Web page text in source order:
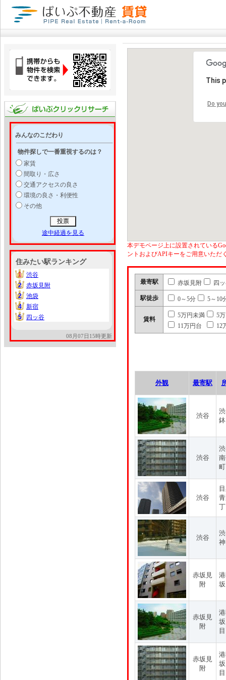
みんなのこだわり
物件探しで一番重視するのは？
家賃
間取り・広さ
交通アクセスの良さ
環境の良さ・利便性
その他
途中経過を見る
住みたい駅ランキング
1
1
渋谷
2
2
赤坂見附
2
2
池袋
4
4
新宿
5
5 四ッ谷
08月07日15時更新
This
Do
本デモページ上に設置されている
ントおよびAPIキーをご用意いただ
最寄駅 赤坂見附 四
駅徒歩 0～5分 5～10
賃料
5万円未満
5
11万円台
12
外観 最寄駅
渋谷
渋谷
渋谷
渋谷
赤坂見
附
赤坂見
附
目
赤坂見
附
目